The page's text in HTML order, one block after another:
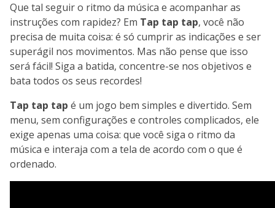
Que tal seguir o ritmo da música e acompanhar as
instruções com rapidez? Em Tap tap tap, você não
precisa de muita coisa: é só cumprir as indicações e ser
superágil nos movimentos. Mas não pense que isso
será fácil! Siga a batida, concentre-se nos objetivos e
bata todos os seus recordes!
Tap tap tap é um jogo bem simples e divertido. Sem
menu, sem configurações e controles complicados, ele
exige apenas uma coisa: que você siga o ritmo da
música e interaja com a tela de acordo com o que é
ordenado.